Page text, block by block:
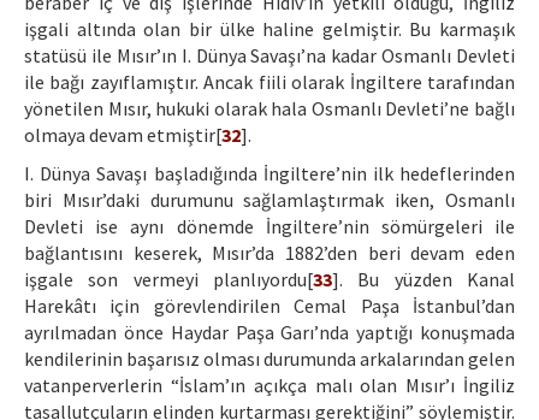
işgali altında olan bir ülke haline gelmiştir. Bu karmaşık
statüsü ile Mısır’ın I. Dünya Savaşı’na kadar Osmanlı Devleti
ile bağı zayıflamıştır. Ancak fiili olarak İngiltere tarafından
yönetilen Mısır, hukuki olarak hala Osmanlı Devleti’ne bağlı
olmaya devam etmiştir[32].
I. Dünya Savaşı başladığında İngiltere’nin ilk hedeflerinden
biri Mısır’daki durumunu sağlamlaştırmak iken, Osmanlı
Devleti ise aynı dönemde İngiltere’nin sömürgeleri ile
bağlantısını keserek, Mısır’da 1882’den beri devam eden
işgale son vermeyi planlıyordu[33]. Bu yüzden Kanal
Harekâtı için görevlendirilen Cemal Paşa İstanbul’dan
ayrılmadan önce Haydar Paşa Garı’nda yaptığı konuşmada
kendilerinin başarısız olması durumunda arkalarından gelen
vatanperverlerin “İslam’ın açıkça malı olan Mısır’ı İngiliz
tasallutçuların elinden kurtarması gerektiğini” söylemiştir.